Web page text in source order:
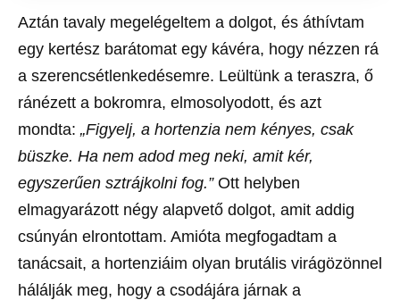
Aztán tavaly megelégeltem a dolgot, és áthívtam
egy kertész barátomat egy kávéra, hogy nézzen rá
a szerencsétlenkedésemre. Leültünk a teraszra, ő
ránézett a bokromra, elmosolyodott, és azt
mondta: „Figyelj, a hortenzia nem kényes, csak
büszke. Ha nem adod meg neki, amit kér,
egyszerűen sztrájkolni fog.”Ott helyben
elmagyarázott négy alapvető dolgot, amit addig
csúnyán elrontottam. Amióta megfogadtam a
tanácsait, a hortenziáim olyan brutális virágözönnel
hálálják meg, hogy a csodájára járnak a